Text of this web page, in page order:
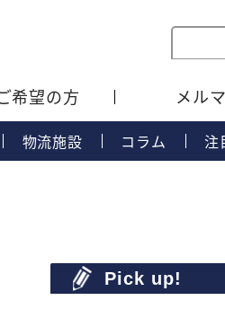
希望の方 メル
物流施設 コラム 注
Pick up!